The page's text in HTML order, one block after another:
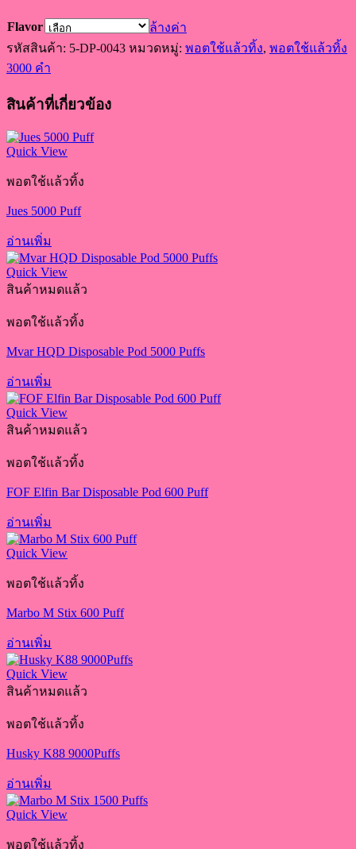
Flavor
ล้างค่า
รหัสสินค้า: 5-DP-0043 หมวดหมู่: พอตใช้แล้วทิ้ง, พอตใช้แล้วทิ้ง
3000 คำ
สินค้าที่เกี่ยวข้อง
Quick View
พอตใช้แล้วทิ้ง
Jues 5000 Puff
อ่านเพิ่ม
Quick View
สินค้าหมดแล้ว
พอตใช้แล้วทิ้ง
Mvar HQD Disposable Pod 5000 Puffs
อ่านเพิ่ม
Quick View
สินค้าหมดแล้ว
พอตใช้แล้วทิ้ง
FOF Elfin Bar Disposable Pod 600 Puff
อ่านเพิ่ม
Quick View
พอตใช้แล้วทิ้ง
Marbo M Stix 600 Puff
อ่านเพิ่ม
Quick View
สินค้าหมดแล้ว
พอตใช้แล้วทิ้ง
Husky K88 9000Puffs
อ่านเพิ่ม
Quick View
พอตใช้แล้วทิ้ง